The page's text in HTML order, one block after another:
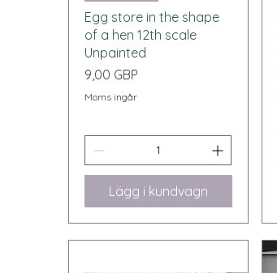
Egg store in the shape
of a hen 12th scale
Unpainted
Pris
9,00 GBP
Moms ingår
Lägg i kundvagn